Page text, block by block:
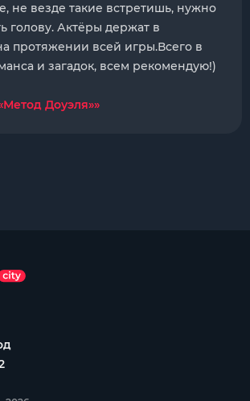
не везде такие встретишь, нужно
голову. Актёры держат в
протяжении всей игры.Всего в
и загадок, всем рекомендую!)
Доуэля»»